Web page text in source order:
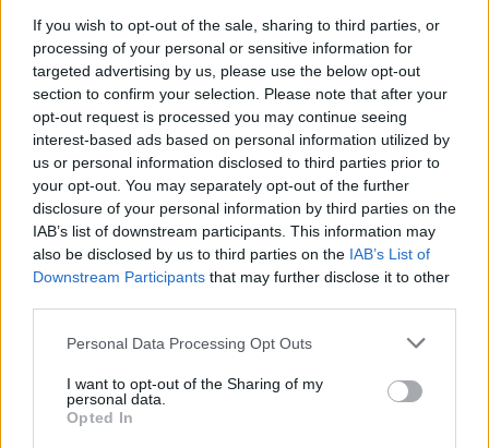
If you wish to opt-out of the sale, sharing to third parties, or
processing of your personal or sensitive information for
targeted advertising by us, please use the below opt-out
section to confirm your selection. Please note that after your
opt-out request is processed you may continue seeing
interest-based ads based on personal information utilized by
us or personal information disclosed to third parties prior to
your opt-out. You may separately opt-out of the further
disclosure of your personal information by third parties on the
IAB’s list of downstream participants. This information may
also be disclosed by us to third parties on the IAB’s List of
Downstream Participants that may further disclose it to other
Personal Data Processing Opt Outs
I want to opt-out of the Sharing of my
personal data.
Opted In
Ν. Χαρδαλιάς: «Με το Παρατηρητήριο Έργων η
Περιφέρεια αποκτά ένα πρωτοποριακό ψηφιακό
εργαλείο λογοδοσίας»
6 Αυγούστου 2026
Δήμος Αθηναίων: 43 σχολικές αυλές γίνονται πιο
πράσινες και πιο δροσερές
5 Αυγούστου 2026
Η FARIA Renewables προχώρησε στην ηλεκτροδότηση
του αιολικού πάρκου Faria Αίολος Λάρυμνα
5 Αυγούστου 2026
ΥΠΕΝ: Διευρύνεται ο κατάλογος των
Προστατευόμενων Τοπίων σε 12